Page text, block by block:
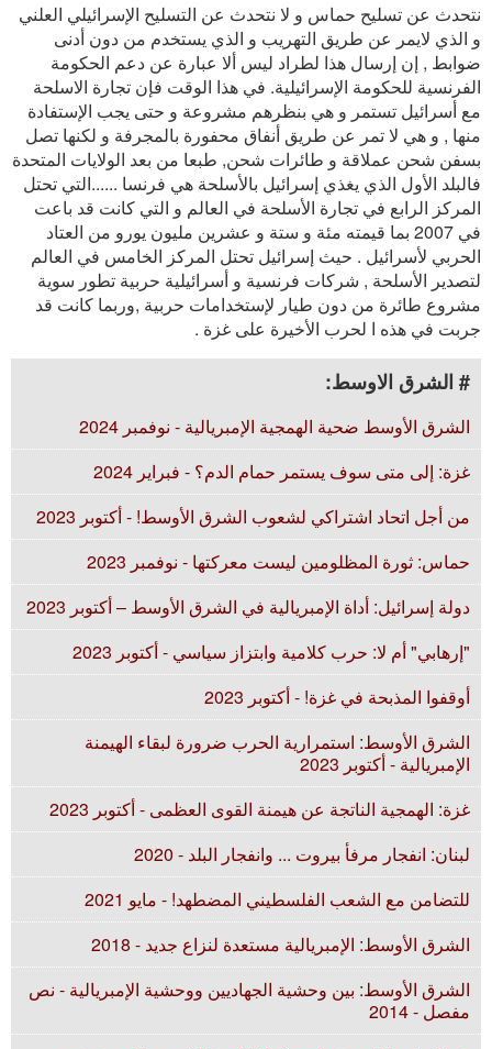
نتحدث عن تسليح حماس و لا نتحدث عن التسليح الإسرائيلي العلني
و الذي لايمر عن طريق التهريب و الذي يستخدم من دون أدنى
ضوابط , إن إرسال هذا لطراد ليس ألا عبارة عن دعم الحكومة
الفرنسية للحكومة الإسرائيلية. في هذا الوقت فإن تجارة الاسلحة
مع أسرائيل تستمر و هي بنظرهم مشروعة و حتى يجب الإستفادة
منها , و هي لا تمر عن طريق أنفاق محفورة بالمجرفة و لكنها تصل
بسفن شحن عملاقة و طائرات شحن, طبعا من بعد الولايات المتحدة
فالبلد الأول الذي يغذي إسرائيل بالأسلحة هي فرنسا ......التي تحتل
المركز الرابع في تجارة الأسلحة في العالم و التي كانت قد باعت
في 2007 بما قيمته مئة و ستة و عشرين مليون يورو من العتاد
الحربي لأسرائيل . حيث إسرائيل تحتل المركز الخامس في العالم
لتصدير الأسلحة , شركات فرنسية و أسرائيلية حربية تطور سوية
مشروع طائرة من دون طيار لإستخدامات حربية ,وربما كانت قد
جربت في هذه ا لحرب الأخيرة على غزة .
# الشرق الاوسط:
الشرق الأوسط ضحية الهمجية الإمبريالية - نوفمبر 2024
غزة: إلى متى سوف يستمر حمام الدم؟ - فبراير 2024
من أجل اتحاد اشتراكي لشعوب الشرق الأوسط! - أكتوبر 2023
حماس: ثورة المظلومين ليست معركتها - نوفمبر 2023
دولة إسرائيل: أداة الإمبريالية في الشرق الأوسط – أكتوبر 2023
"إرهابي" أم لا: حرب كلامية وابتزاز سياسي - أكتوبر 2023
أوقفوا المذبحة في غزة! - أكتوبر 2023
الشرق الأوسط: استمرارية الحرب ضرورة لبقاء الهيمنة
الإمبريالية - أكتوبر 2023
غزة: الهمجية الناتجة عن هيمنة القوى العظمى - أكتوبر 2023
لبنان: انفجار مرفأ بيروت ... وانفجار البلد - 2020
للتضامن مع الشعب الفلسطيني المضطهد! - مايو 2021
الشرق الأوسط: الإمبريالية مستعدة لنزاع جديد - 2018
الشرق الأوسط: بين وحشية الجهاديين ووحشية الإمبريالية - نص
مفصل - 2014